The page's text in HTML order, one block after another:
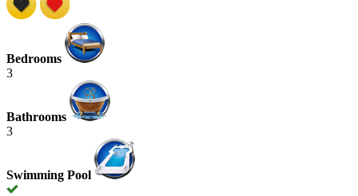
Bedrooms
3
Bathrooms
3
Swimming Pool